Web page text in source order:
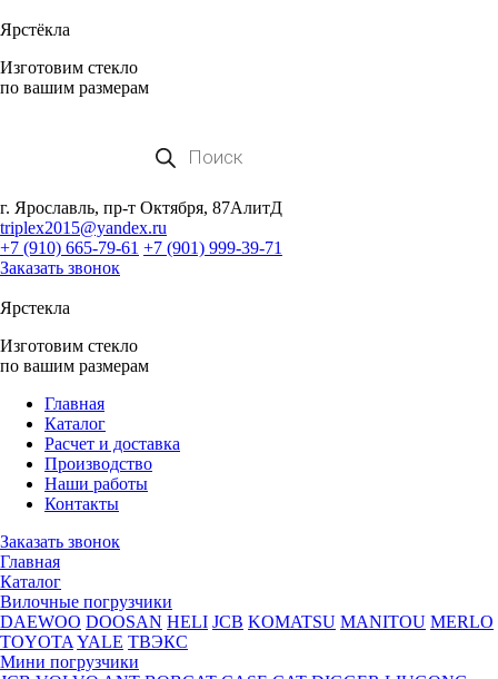
Ярстёкла
Изготовим стекло
по вашим размерам
товаров
г. Ярославль, пр-т Октября, 87АлитД
triplex2015@yandex.ru
+7 (910) 665-79-61 +7 (901) 999-39-71
Заказать звонок
Ярстекла
Изготовим стекло
по вашим размерам
Главная
Каталог
Расчет и доставка
Производство
Наши работы
Контакты
Заказать звонок
Главная
Каталог
Вилочные погрузчики
DAEWOO DOOSAN HELI JCB KOMATSU MANITOU MERLO
TOYOTA YALE ТВЭКС
Мини погрузчики